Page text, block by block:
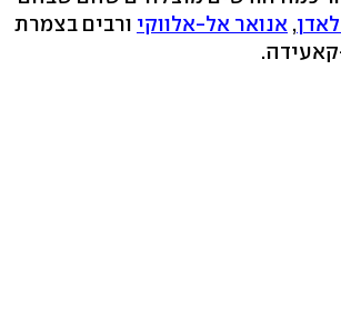
, אנואר אל-אלווקי ורבים בצמרת
קאעידה.